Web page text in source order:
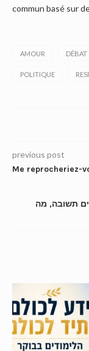
commun basé sur
AMOUR DÉBAT
POLITIQUE
previous post
Me reprocheriez-
תשובה, מה